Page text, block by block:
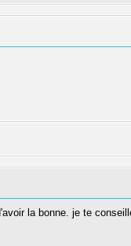
la bonne. je te